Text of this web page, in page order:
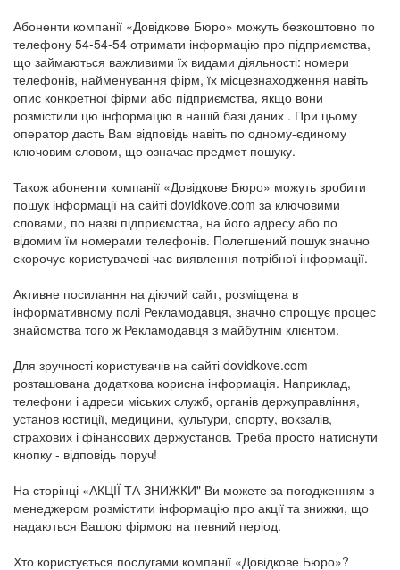
Абоненти компанії «Довідкове Бюро» можуть безкоштовно по
телефону 54-54-54 отримати інформацію про підприємства,
що займаються важливими їх видами діяльності: номери
телефонів, найменування фірм, їх місцезнаходження навіть
опис конкретної фірми або підприємства, якщо вони
розмістили цю інформацію в нашій базі даних . При цьому
оператор дасть Вам відповідь навіть по одному-єдиному
ключовим словом, що означає предмет пошуку.
Також абоненти компанії «Довідкове Бюро» можуть зробити
пошук інформації на сайті dovidkove.com за ключовими
словами, по назві підприємства, на його адресу або по
відомим їм номерами телефонів. Полегшений пошук значно
скорочує користувачеві час виявлення потрібної інформації.
Активне посилання на діючий сайт, розміщена в
інформативному полі Рекламодавця, значно спрощує процес
знайомства того ж Рекламодавця з майбутнім клієнтом.
Для зручності користувачів на сайті dovidkove.com
розташована додаткова корисна інформація. Наприклад,
телефони і адреси міських служб, органів держуправління,
установ юстиції, медицини, культури, спорту, вокзалів,
страхових і фінансових держустанов. Треба просто натиснути
кнопку - відповідь поруч!
На сторінці «АКЦІЇ ТА ЗНИЖКИ" Ви можете за погодженням з
менеджером розмістити інформацію про акції та знижки, що
надаються Вашою фірмою на певний період.
Хто користується послугами компанії «Довідкове Бюро»?